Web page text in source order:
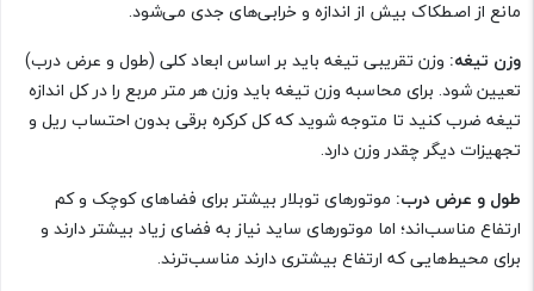
مانع از اصطکاک بیش از اندازه و خرابی‌های جدی می‌شود.
وزن تیغه: وزن تقریبی تیغه باید بر اساس ابعاد کلی (طول و عرض درب)
تعیین شود. برای محاسبه وزن تیغه باید وزن هر متر مربع را در کل اندازه
تیغه ضرب کنید تا متوجه شوید که کل کرکره برقی بدون احتساب ریل و
تجهیزات دیگر چقدر وزن دارد.
طول و عرض درب: موتورهای توبلار بیشتر برای فضاهای کوچک و کم
ارتفاع مناسب‌اند؛ اما موتورهای ساید نیاز به فضای زیاد بیشتر دارند و
برای محیط‌هایی که ارتفاع بیشتری دارند مناسب‌ترند.